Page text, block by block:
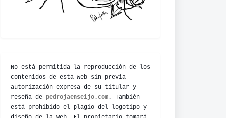
No está permitida la reproducción de los
contenidos de esta web sin previa
autorización expresa de su titular y
reseña depedrojaenseijo.com . También